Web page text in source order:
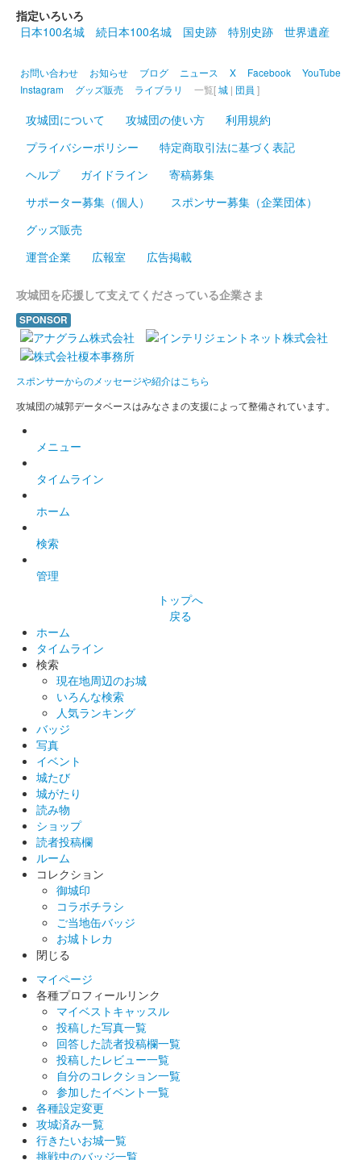
指定いろいろ
日本100名城
続日本100名城 国史跡 特別史跡 世界遺産
お問い合わせ お知らせ ブログ ニュース X Facebook
YouTube
Instagram
グッズ販売 ライブラリ 一覧[城 | 団員 ]
攻城団について 攻城団の使い方
利用規約
プライバシーポリシー
特定商取引法に基づく表記
ヘルプ
ガイドライン
寄稿募集
サポーター募集（個人）
スポンサー募集（企業団体）
グッズ販売
運営企業
広報室 広告掲載
攻城団を応援して支えてくださっている企業さま
SPONSOR
スポンサーからのメッセージや紹介はこちら
攻城団の城郭データベースはみなさまの支援によって整備されています。
メニュー
タイムライン
ホーム
検索
管理
トップへ
戻る
ホーム
タイムライン
検索
現在地周辺のお城
いろんな検索
人気ランキング
バッジ
写真
イベント
城たび
城がたり
読み物
ショップ
読者投稿欄
ルーム
コレクション
御城印
コラボチラシ
ご当地缶バッジ
お城トレカ
閉じる
マイページ
各種プロフィールリンク
マイベストキャッスル
投稿した写真一覧
回答した読者投稿欄一覧
投稿したレビュー一覧
自分のコレクション一覧
参加したイベント一覧
各種設定変更
攻城済み一覧
行きたいお城一覧
挑戦中のバッジ一覧